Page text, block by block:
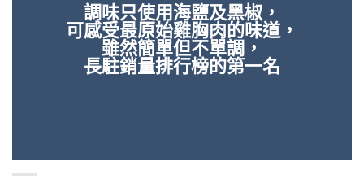
調味只使用海鹽及黑椒，
可感受最原始雞胸肉的味道，
雖然簡單但不單調，
長駐銷量排行榜的第一名